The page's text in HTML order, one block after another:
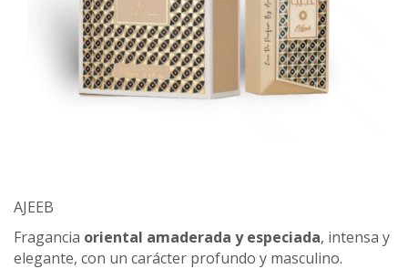
AJEEB
Fragancia oriental amaderada y especiada, intensa y
elegante, con un carácter profundo y masculino.